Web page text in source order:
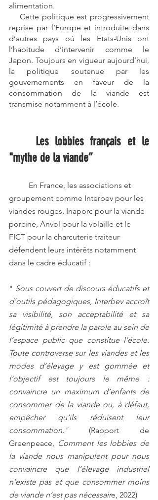
alimentation.
    Cette politique est progressivement
reprise par l’Europe et introduite dans
d’autres pays où les Etats-Unis ont
l’habitude d’intervenir comme le
Japon. Toujours en vigueur aujourd’hui,
la politique soutenue par les
gouvernements en faveur de la
consommation de la viande est
transmise notamment à l’école.
Les lobbies français et le
"mythe de la viande”
groupement comme Interbev pour les
viandes rouges, Inaporc pour la viande
porcine, Anvol pour la volaille et le
FICT pour la charcuterie traiteur
défendent leurs intérêts notamment
dans le cadre éducatif :
" Sous couvert de discours éducatifs et
d’outils pédagogiques, Interbev accroît
sa visibilité, son acceptabilité et sa
légitimité à prendre la parole au sein de
l’espace public que constitue l’école.
Toute controverse sur les viandes et les
modes d’élevage y est gommée et
l’objectif est toujours le même :
convaincre un maximum d’enfants de
consommer de la viande ou, à défaut,
empêcher qu’ils réduisent leur
consommation." (Rapport de
Greenpeace,
Comment les lobbies de
la viande nous manipulent pour nous
convaincre que l’élevage industriel
n’existe pas et que consommer moins
de viande n’est pas nécessaire, 2022)